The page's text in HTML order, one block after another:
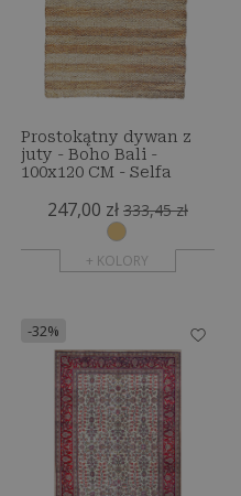
Prostokątny dywan z
juty - Boho Bali -
100x120 CM - Selfa
247,00 zł 333,45 zł
+ KOLORY
-32%